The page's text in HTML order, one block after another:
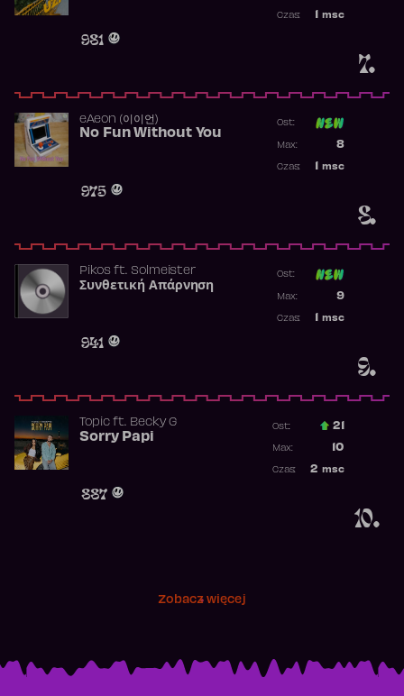
7.
981
msc
Czas:
8.
​eAeon (이이언)
No Fun Without You
975
Ost:
8
Max:
msc
Czas:
9.
Pikosft. Solmeister
Συνθετική Απάρνηση
941
Ost:
9
Max:
msc
Czas:
10.
Topicft. Becky G
Sorry Papi
887
Ost.: 21
10
Max:
2 msc
Czas:
Zobacz więcej